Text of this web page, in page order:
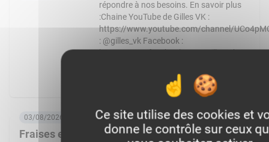
répondre à nos besoins. En savoir plus
:Chaine YouTube de Gilles VK :
https://www.youtube.com/channel/
: @gilles_vk Facebook :
https://www.facebook.com/Gilles_vk-
En savoir plus
Fraises et asperges pour créer de la valeur en
03/08/2026, 06:00
Ce site utilise des cookies et
donne le contrôle sur ceux